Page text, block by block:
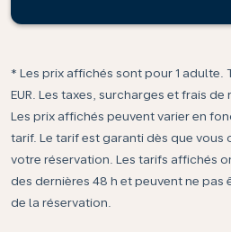
* Les prix affichés sont pour 1 adulte.
EUR. Les taxes, surcharges et frais
Les prix affichés peuvent varier en
tarif. Le tarif est garanti dès que vous
votre réservation. Les tarifs affichés
des dernières 48 h et peuvent ne pas
de la réservation.